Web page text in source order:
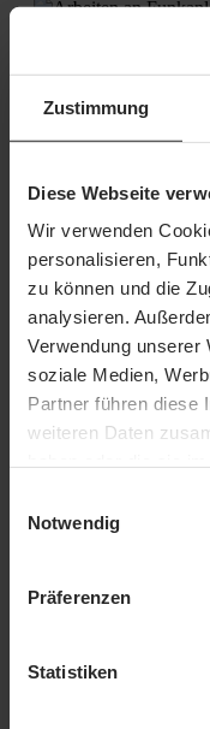
Zustimmung
Diese Webseite
Wir verwenden
personalisieren,
zu können und die
analysieren.
Verwendung unserer
soziale Medien,
Partner führen diese
weiteren Daten
Notwendig
Präferenzen
Statistiken
Kursinhalte
Welche
Welche
zu beachten?
Regulärer Preis:40,97
Zum Kurs
Arbeiten in engen
Kursinhalte
Welche
Räumen zu